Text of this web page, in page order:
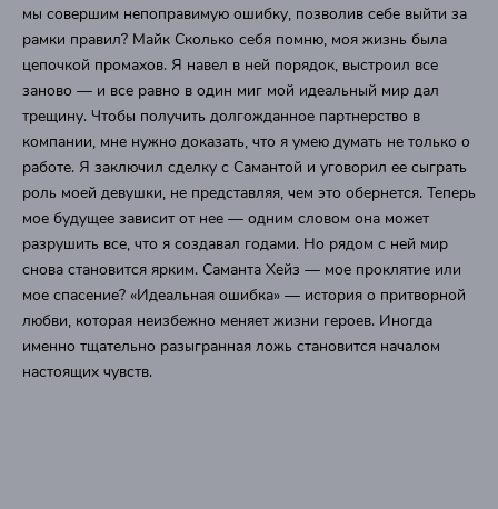
мы совершим непоправимую ошибку, позволив себе выйти за
рамки правил? Майк Сколько себя помню, моя жизнь была
цепочкой промахов. Я навел в ней порядок, выстроил все
заново — и все равно в один миг мой идеальный мир дал
трещину. Чтобы получить долгожданное партнерство в
компании, мне нужно доказать, что я умею думать не только о
работе. Я заключил сделку с Самантой и уговорил ее сыграть
роль моей девушки, не представляя, чем это обернется. Теперь
мое будущее зависит от нее — одним словом она может
разрушить все, что я создавал годами. Но рядом с ней мир
снова становится ярким. Саманта Хейз — мое проклятие или
мое спасение? «Идеальная ошибка» — история о притворной
любви, которая неизбежно меняет жизни героев. Иногда
именно тщательно разыгранная ложь становится началом
настоящих чувств.